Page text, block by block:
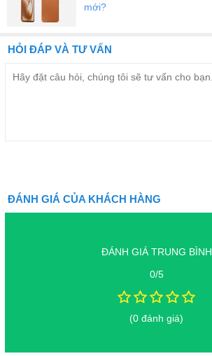
mới?
HỎI ĐÁP VÀ TƯ VẤN
ĐÁNH GIÁ CỦA KHÁCH HÀNG
ĐÁNH GIÁ TRUNG BÌNH
0/5
(0 đánh giá)